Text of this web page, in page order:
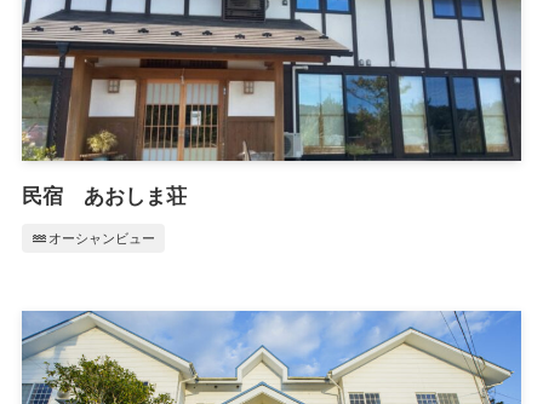
民宿 あおしま荘
water オーシャンビュー